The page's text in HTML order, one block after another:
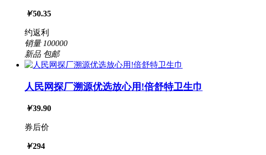
￥50.35
约返利
销量 100000
新品 包邮
人民网探厂溯源优选放心用!倍舒特卫生巾
￥39.90
券后价
￥294